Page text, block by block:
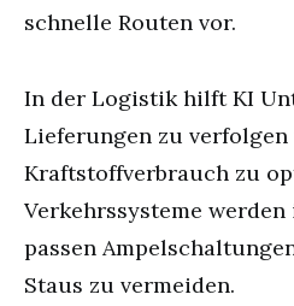
schnelle Routen vor.
In der Logistik hilft KI
Lieferungen zu verfolgen
Kraftstoffverbrauch zu
Verkehrssysteme
passen
Staus zu vermeiden.